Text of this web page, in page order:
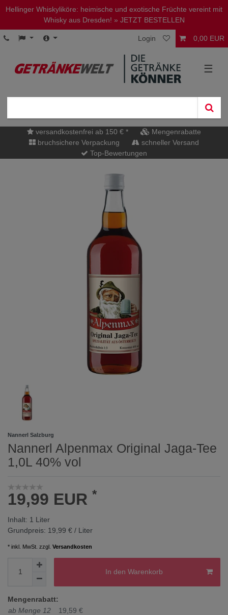
Hellinger Whiskyliköre: heimische und exotische Früchte vereint mit
Whisky aus Dresden! » JETZT BESTELLEN
Login 0,00 EUR
☰
versandkostenfrei ab 150 € *
Mengenrabatte
bruchsichere Verpackung
schneller Versand
Top-Bewertungen
Nannerl Salzburg
Nannerl Alpenmax Original Jaga-Tee
1,0L 40% vol
19,99 EUR *
Inhalt: 1 Liter
Grundpreis: 19,99 € / Liter
* inkl. MwSt. zzgl. Versandkosten
In den Warenkorb
Mengenrabatt:
ab Menge 12
19,59 €